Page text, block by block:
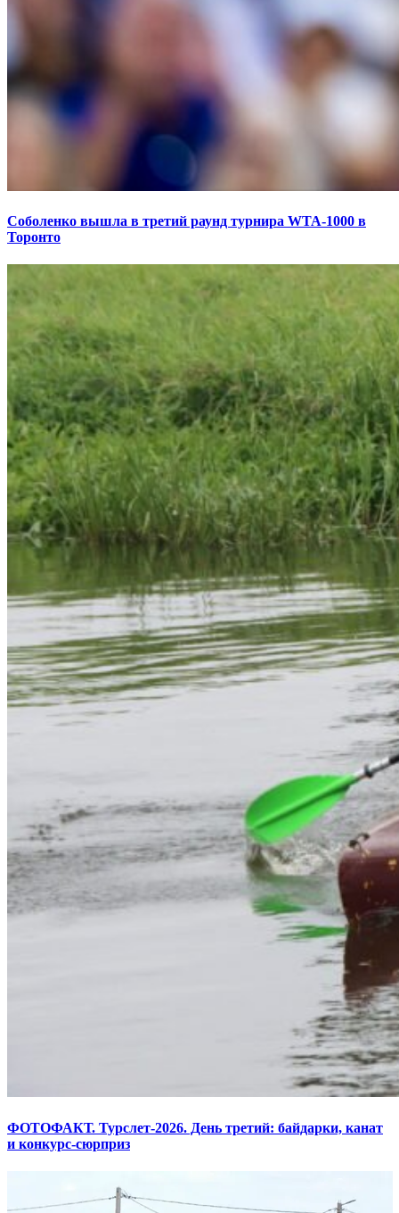
Соболенко вышла в третий раунд турнира WTA-1000 в
Торонто
ФОТОФАКТ. Турслет-2026. День третий: байдарки, канат
и конкурс-сюрприз